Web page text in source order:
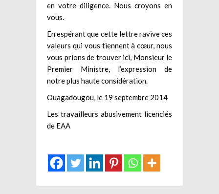
en votre diligence. Nous croyons en
vous.
En espérant que cette lettre ravive ces
valeurs qui vous tiennent à cœur, nous
vous prions de trouver ici, Monsieur le
Premier Ministre, l’expression de
notre plus haute considération.
Ouagadougou, le 19 septembre 2014
Les travailleurs abusivement licenciés
de EAA